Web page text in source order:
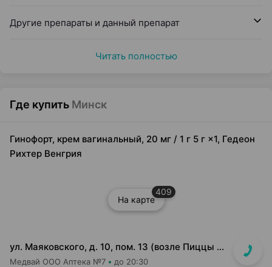
Другие препараты и данный препарат
Читать полностью
Где купить Минск
Гинофорт, крем вагинальный, 20 мг / 1 г 5 г ×1, Гедеон
Рихтер Венгрия
На карте
409
ул. Маяковского, д. 10, пом. 13 (возле Пиццы Мании)
Медвай ООО Аптека №7 до 20:30